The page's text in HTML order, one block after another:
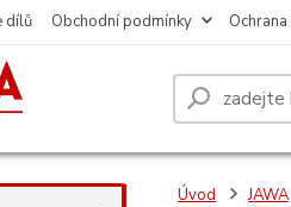
dílů Obchodní podmínky
Úvod JAWA